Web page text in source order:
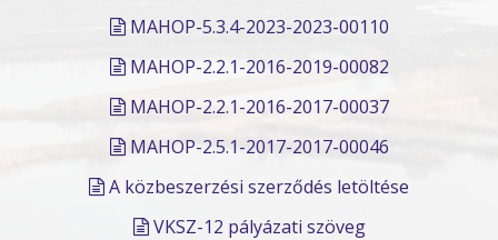
MAHOP-5.3.4-2023-2023-00110
MAHOP-2.2.1-2016-2019-00082
MAHOP-2.2.1-2016-2017-00037
MAHOP-2.5.1-2017-2017-00046
A közbeszerzési szerződés letöltése
VKSZ-12 pályázati szöveg